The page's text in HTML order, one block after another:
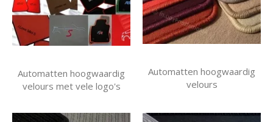
Automatten hoogwaardig
velours met vele logo's
Automatten hoogwaardig
velours